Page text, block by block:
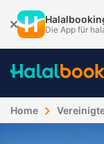
Die App für
Home